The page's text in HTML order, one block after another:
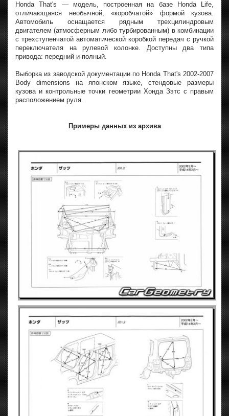
Honda That's — модель, построенная на базе Honda Life,
отличающаяся необычной, «коробчатой» формой кузова.
Автомобиль оснащается рядным трехцилиндровым
двигателем (атмосферным либо турбированным) в комбинации
с трехступенчатой автоматической коробкой передач с ручкой
переключателя на рулевой колонке. Доступны два типа
привода: передний и полный.
Выборка из заводской документации по Honda That's 2002-2007
Body dimensions на японском языке, стендовые размеры
кузова и контрольные точки геометрии Хонда Зэтс с правым
расположением руля.
Примеры данных из архива